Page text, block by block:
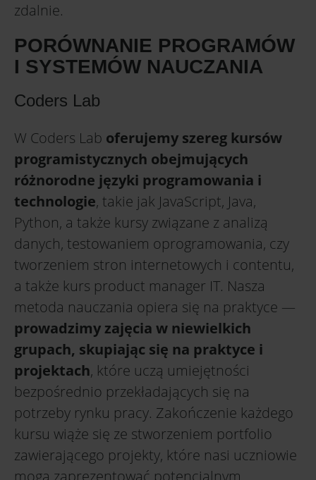
zdalnie.
PORÓWNANIE PROGRAMÓW
I SYSTEMÓW NAUCZANIA
Coders Lab
W Coders Lab oferujemy szereg kursów
programistycznych obejmujących
różnorodne języki programowania i
technologie, takie jak JavaScript, Java,
Python, a także kursy związane z analizą
danych, testowaniem oprogramowania, czy
tworzeniem stron internetowych i contentu,
a także kurs product manager IT. Nasza
metoda nauczania opiera się na praktyce —
prowadzimy zajęcia w niewielkich
grupach, skupiając się na praktyce i
projektach, które uczą umiejętności
bezpośrednio przekładających się na
potrzeby rynku pracy. Zakończenie każdego
kursu wiąże się ze stworzeniem portfolio
zawierającego projekty, które nasi uczniowie